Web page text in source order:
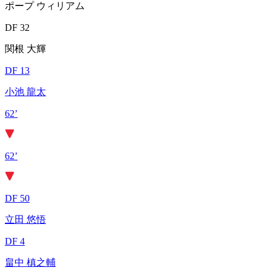
ポープ ウィリアム
DF 32
関根 大輝
DF 13
小池 龍太
62’
62’
DF 50
立田 悠悟
DF 4
畠中 槙之輔